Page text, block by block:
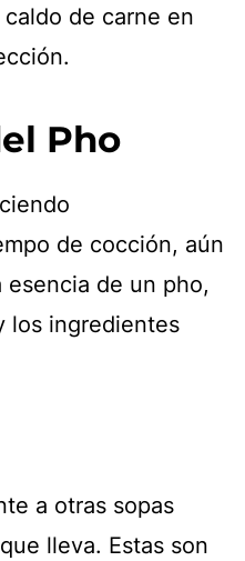
de carne en
Pho
de cocción, aún
esencia de un pho,
los ingredientes
a otras sopas
lleva. Estas son